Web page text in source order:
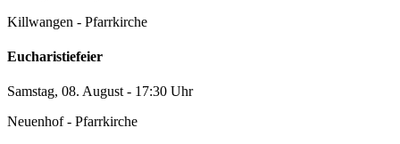
Killwangen - Pfarrkirche
Eucharistiefeier
Samstag, 08. August - 17:30 Uhr
Neuenhof - Pfarrkirche